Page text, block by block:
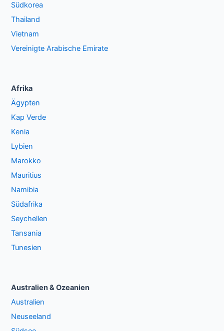
Südkorea
Thailand
Vietnam
Vereinigte Arabische Emirate
Afrika
Ägypten
Kap Verde
Kenia
Lybien
Marokko
Mauritius
Namibia
Südafrika
Seychellen
Tansania
Tunesien
Australien & Ozeanien
Australien
Neuseeland